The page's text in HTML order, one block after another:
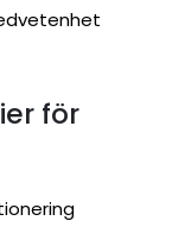
för